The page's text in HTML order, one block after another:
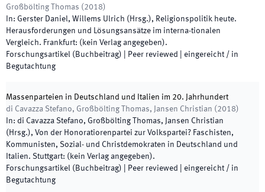
Großbölting Thomas ( 2018)
In: Gerster Daniel, Willems Ulrich ( Hrsg.), Religionspolitik heute.
Herausforderungen und Lösungsansätze im interna-tionalen
Vergleich. Frankfurt: ( kein Verlag angegeben).
Forschungsartikel (Buchbeitrag) | Peer reviewed
eingereicht / in
Begutachtung
Massenparteien in Deutschland und Italien im 20. Jahrhundert
di Cavazza Stefano, Großbölting Thomas, Jansen Christian ( 2018)
In: di Cavazza Stefano, Großbölting Thomas, Jansen Christian
( Hrsg.), Von der Honoratiorenpartei zur Volkspartei? Faschisten,
Kommunisten, Sozial- und Christdemokraten in Deutschland und
Italien. Stuttgart: ( kein Verlag angegeben).
Forschungsartikel (Buchbeitrag) | Peer reviewed
eingereicht / in
Begutachtung